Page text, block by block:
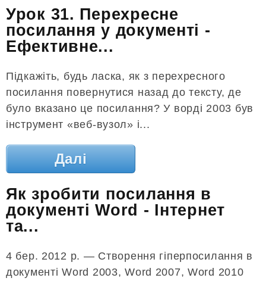
Урок 31. Перехресне
посилання у документі -
Ефективне...
Підкажіть, будь ласка, як з перехресного
посилання повернутися назад до тексту, де
було вказано це посилання? У ворді 2003 був
інструмент «веб-вузол» і...
Далі
Як зробити посилання в
документі Word - Інтернет
та...
4 бер. 2012 р. — Створення гіперпосилання в
документі Word 2003, Word 2007, Word 2010